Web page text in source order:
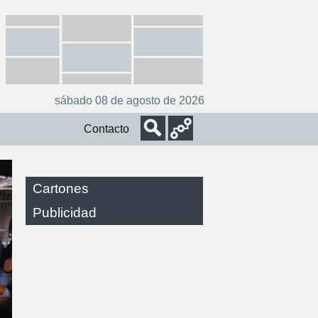
sábado 08 de agosto de 2026
Contacto
Cartones
Publicidad